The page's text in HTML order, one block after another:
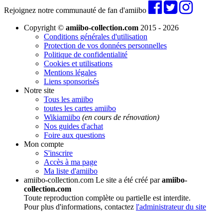
Rejoignez notre communauté de fan d'amiibo
Copyright © amiibo-collection.com 2015 - 2026
Conditions générales d'utilisation
Protection de vos données personnelles
Politique de confidentialité
Cookies et utilisations
Mentions légales
Liens sponsorisés
Notre site
Tous les amiibo
toutes les cartes amiibo
Wikiamiibo (en cours de rénovation)
Nos guides d'achat
Foire aux questions
Mon compte
S'inscrire
Accès à ma page
Ma liste d'amiibo
amiibo-collection.com Le site a été créé paramiibo-
collection.com
Toute reproduction complète ou partielle est interdite.
Pour plus d'informations, contactez l'administrateur du site